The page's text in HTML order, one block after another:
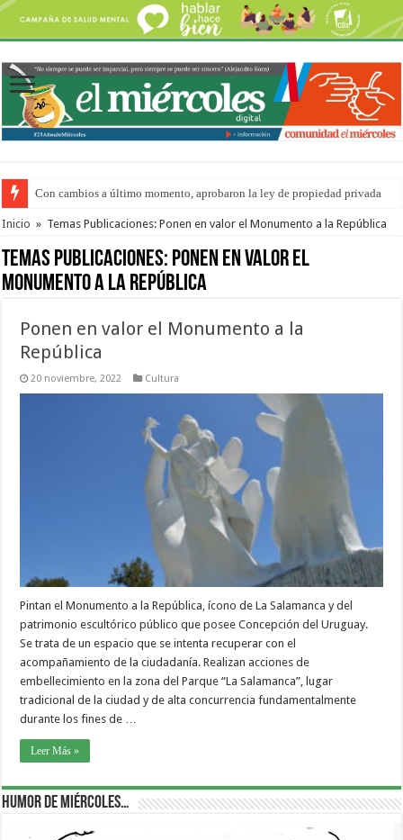
Con cambios a último momento, aprobaron la ley de propiedad privada
Del viernes 7 al domingo 9 de agosto: la agenda ¿A dónde ir? para este
Inicio » Temas Publicaciones: Ponen en valor el Monumento a la República
Temas Publicaciones: Ponen en valor el
Monumento a la República
Ponen en valor el Monumento a la
República
20 noviembre, 2022 Cultura
Pintan el Monumento a la República, ícono de La Salamanca y del
patrimonio escultórico público que posee Concepción del Uruguay.
Se trata de un espacio que se intenta recuperar con el
acompañamiento de la ciudadanía. Realizan acciones de
embellecimiento en la zona del Parque “La Salamanca”, lugar
tradicional de la ciudad y de alta concurrencia fundamentalmente
durante los fines de …
Leer Más »
Humor de Miércoles…